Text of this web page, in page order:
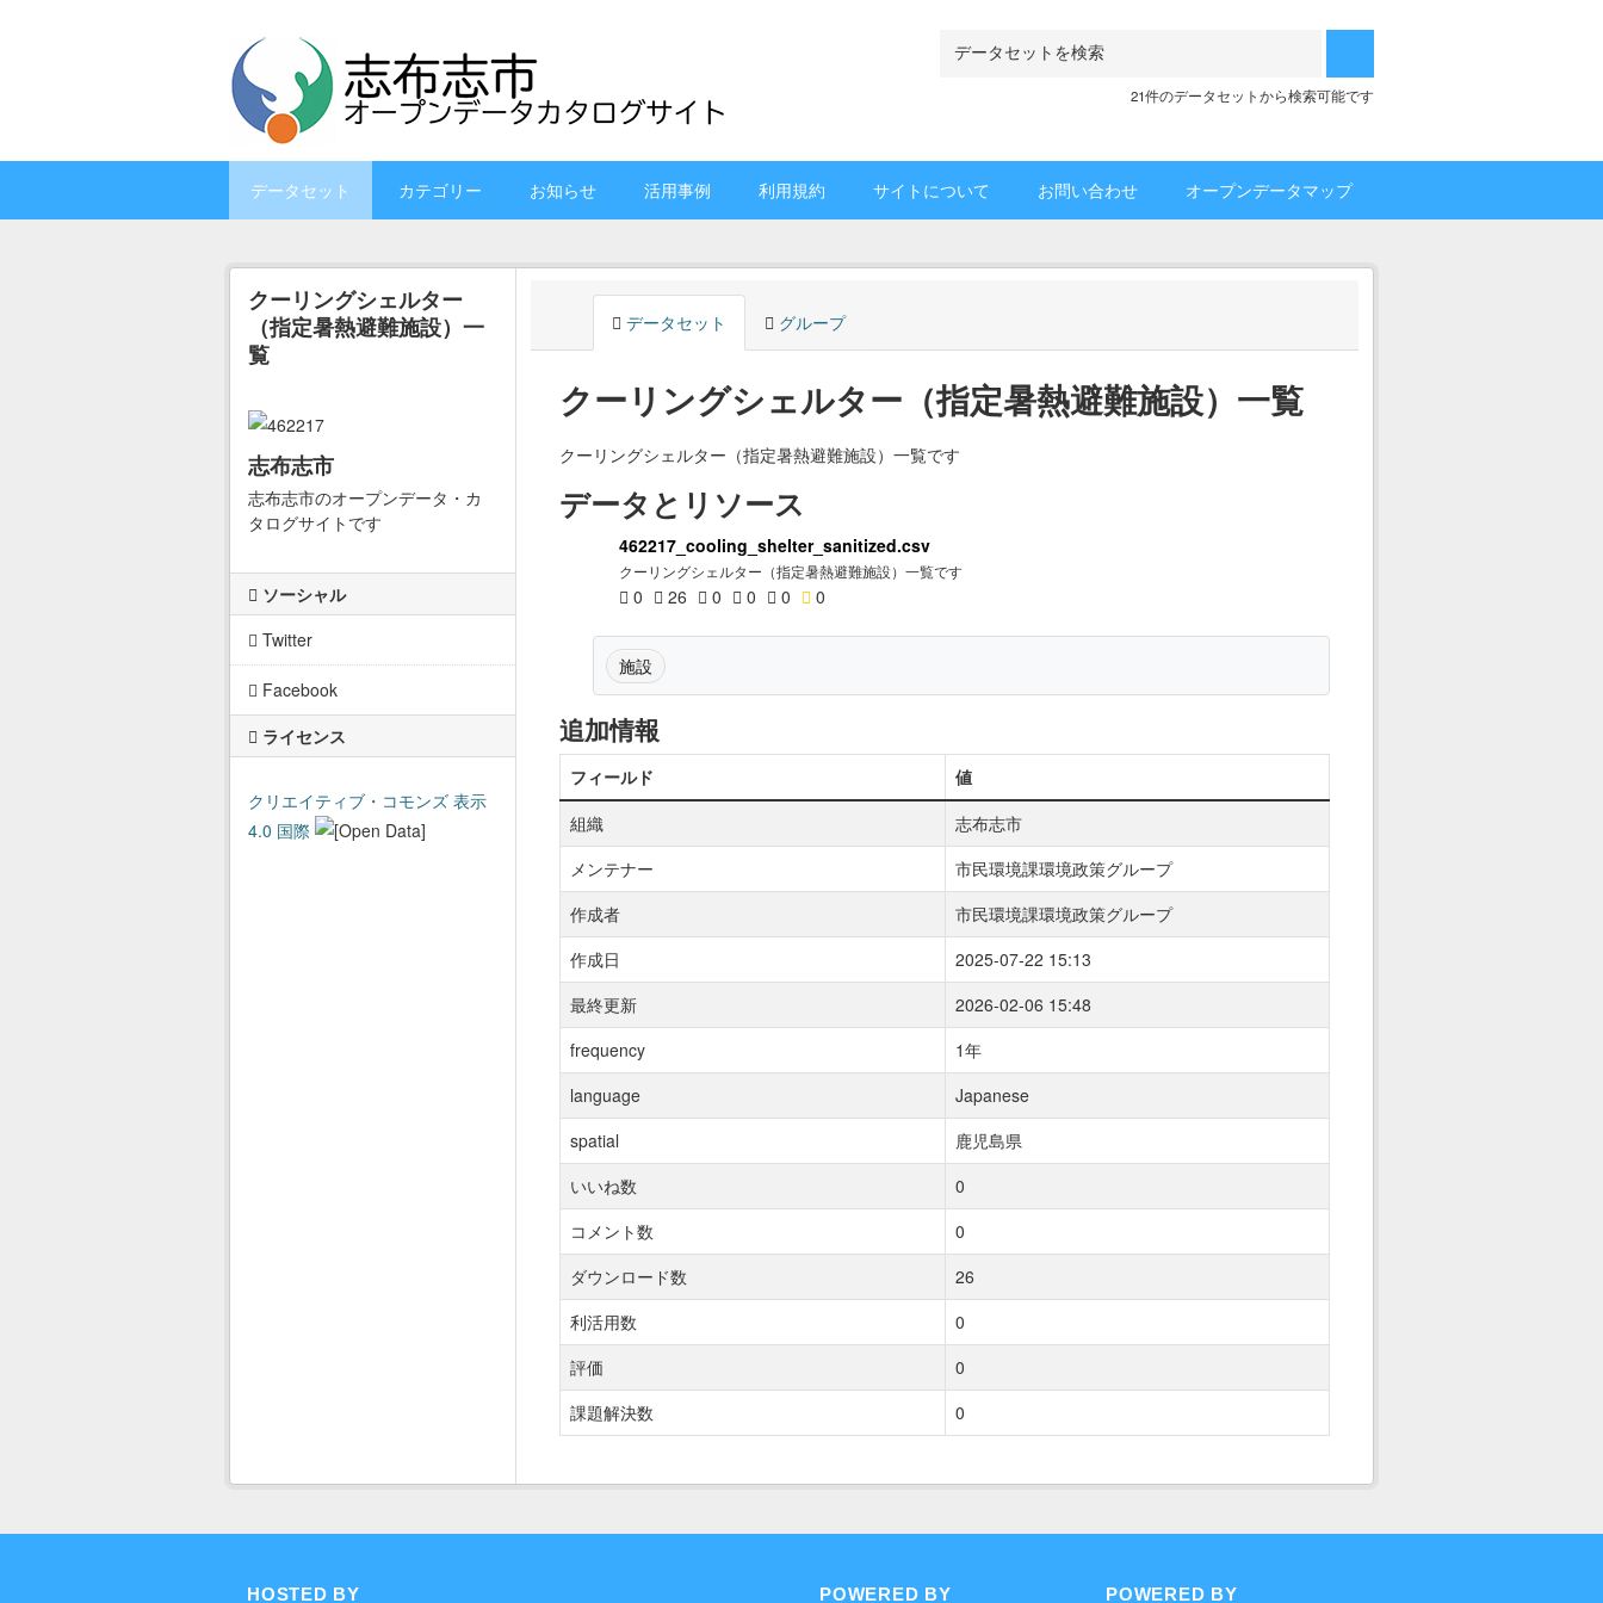
21件のデータセットから検索可能です
データセット カテゴリー お知らせ 活用事例 利用規約 サイトについて お問い合わせ オープンデータマップ
クーリングシェルター
（指定暑熱避難施設）一
覧
志布志市
志布志市のオープンデータ・カ
タログサイトです
ソーシャル
Twitter
Facebook
ライセンス
クリエイティブ・コモンズ 表示
4.0 国際
データセット グループ
クーリングシェルター（指定暑熱避難施設）一覧
クーリングシェルター（指定暑熱避難施設）一覧です
データとリソース
462217_cooling_shelter_sanitized.csv
クーリングシェルター（指定暑熱避難施設）一覧です
0 26 0 0 0 0
施設
追加情報
フィールド
値
組織
志布志市
メンテナー
市民環境課環境政策グループ
作成者
市民環境課環境政策グループ
作成日
2025-07-22 15:13
最終更新
2026-02-06 15:48
frequency
1年
language
Japanese
spatial
鹿児島県
いいね数
0
コメント数
0
ダウンロード数
26
利活用数
0
評価
0
課題解決数
0
HOSTED BY POWERED BY POWERED BY